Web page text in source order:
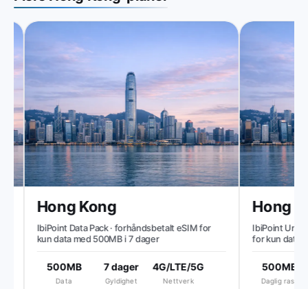
Hong Kong
IbiPoint Data Pack · forhåndsbetalt eSIM for
kun data med 500MB i 7 dager
500MB
Data
7 dager
Gyldighet
4G/LTE/5G
Nettverk
Hong
IbiPoint
for kun data
hastighet til
500MB
Daglig rask